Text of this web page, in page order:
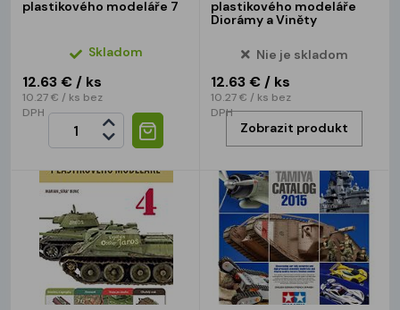
plastikového modeláře 7
Skladom
12.63 € / ks
10.27 € / ks bez
DPH
plastikového modeláře
Diorámy a Viněty
Nie je skladom
12.63 € / ks
10.27 € / ks bez
DPH
Zobrazit produkt